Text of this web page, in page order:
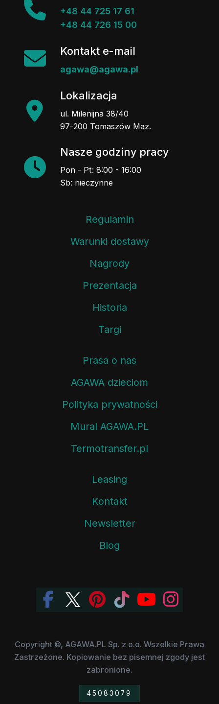
+48 44 725 17 61
+48 44 726 15 00
Kontakt e-mail
agawa@agawa.pl
Lokalizacja
ul. Milenijna 38/40
97-200 Tomaszów Maz.
Nasze godziny pracy
Pon - Pt: 8:00 - 16:00
Sb: nieczynne
Regulamin
Warunki dostawy
Nagrody
Prezentacja
Historia
Targi
Prasa o nas
AGAWA dzieciom
Polityka prywatności
Mural AGAWA.PL
Termotransfer.pl
Leasing
Kontakt
Newsletter
Blog
Copyright ©, AGAWA.PL Sp. z o.o. Wszelkie Prawa
Zastrzeżone. Kopiowanie bez pisemnej zgody jest
zabronione.
45083079